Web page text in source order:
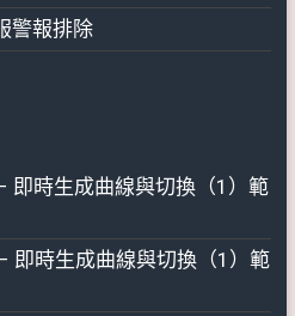
警報排除
即時生成曲線與切換（1）範
即時生成曲線與切換（1）範